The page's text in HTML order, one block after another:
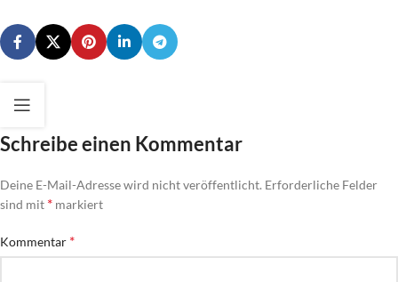
Schreibe einen Kommentar
Deine E-Mail-Adresse wird nicht veröffentlicht. Erforderliche Felder
sind mit * markiert
Kommentar *